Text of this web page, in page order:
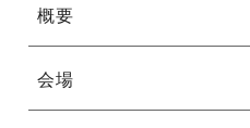
概要
関西の歴史・文化のバトンをつ
会場